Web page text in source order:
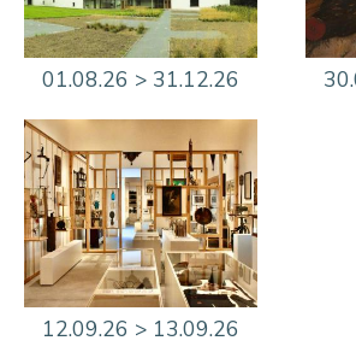
01.08.26 > 31.12.26
12.09.26 > 13.09.26